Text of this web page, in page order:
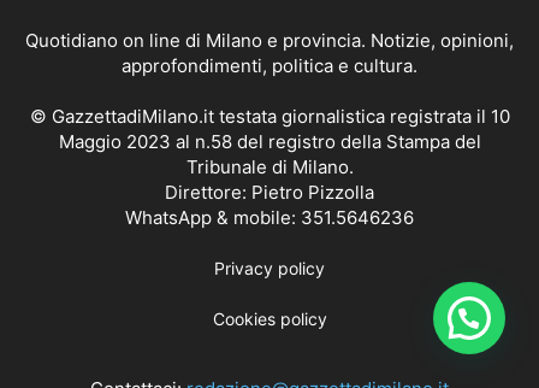
Quotidiano on line di Milano e provincia. Notizie, opinioni,
approfondimenti, politica e cultura.
© GazzettadiMilano.it testata giornalistica registrata il 10
Maggio 2023 al n.58 del registro della Stampa del
Tribunale di Milano.
Direttore: Pietro Pizzolla
WhatsApp & mobile: 351.5646236
Privacy policy
Cookies policy